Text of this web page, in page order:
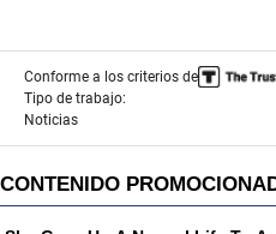
Conforme a los criterios de
Tipo de trabajo:
Noticias